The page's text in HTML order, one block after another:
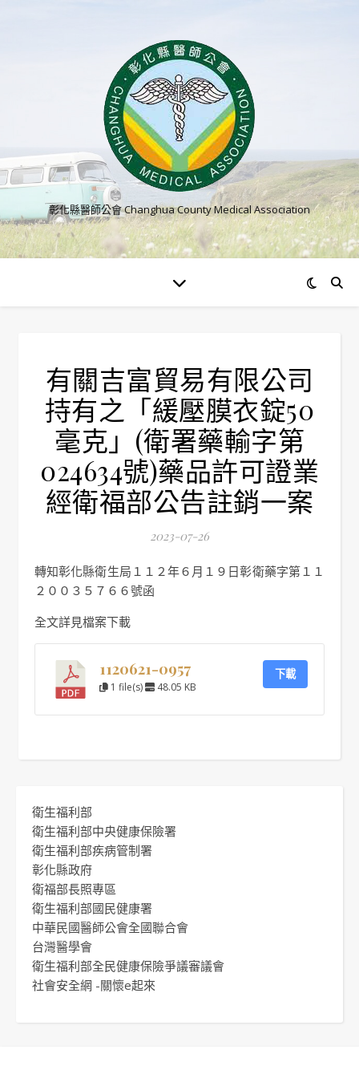
彰化縣醫師公會 Changhua County Medical Association
有關吉富貿易有限公司
持有之「緩壓膜衣錠50
毫克」(衛署藥輸字第
024634號)藥品許可證業
經衛福部公告註銷一案
2023-07-26
轉知彰化縣衛生局１１２年６月１９日彰衛藥字第１１
２００３５７６６號函
全文詳見檔案下載
1120621-0957
1 file(s) 48.05 KB
下載
衛生福利部
衛生福利部中央健康保險署
衛生福利部疾病管制署
彰化縣政府
衛福部長照專區
衛生福利部國民健康署
中華民國醫師公會全國聯合會
台灣醫學會
衛生福利部全民健康保險爭議審議會
社會安全網 -關懷e起來